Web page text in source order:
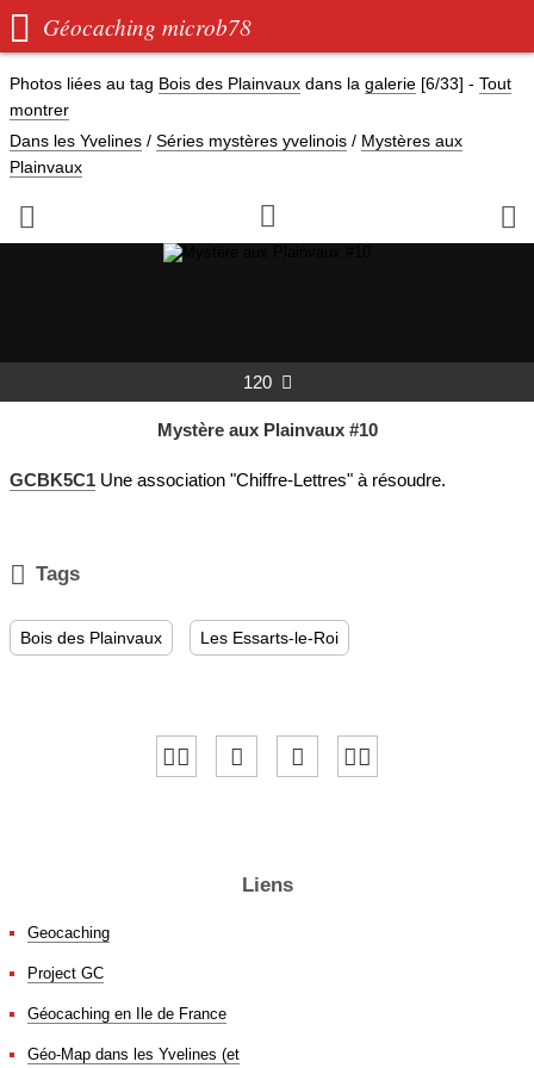
 Géocaching microb78
Photos liées au tag Bois des Plainvaux dans la galerie [6/33] - Tout
montrer
Dans les Yvelines / Séries mystères yvelinois / Mystères aux
Plainvaux
  
120 
Mystère aux Plainvaux #10
GCBK5C1 Une association "Chiffre-Lettres" à résoudre.
 Tags
Bois des Plainvaux Les Essarts-le-Roi
Liens
Geocaching
Project GC
Géocaching en Ile de France
Géo-Map dans les Yvelines (et